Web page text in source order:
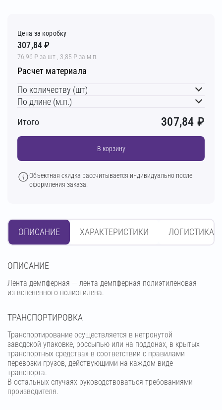
Цена за коробку
307,84 ₽
76,96 ₽ за шт , 3,85 ₽ за м.п.
Расчет материала
По количеству (шт)
По длине (м.п.)
Итого
307,84 ₽
В корзину
Объектная скидка рассчитывается индивидуально после
оформления заказа.
ОПИСАНИЕ ХАРАКТЕРИСТИКИ ЛОГИСТИКА
OПИСАНИЕ
Лента демпферная — лента демпферная полиэтиленовая
из вспененного полиэтилена.
ТРАНСПОРТИРОВКА
Транспортирование осуществляется в нетронутой
заводской упаковке, россыпью или на поддонах, в крытых
транспортных средствах в соответствии с правилами
перевозки грузов, действующими на каждом виде
транспорта.
В остальных случаях руководствоваться требованиями
производителя.